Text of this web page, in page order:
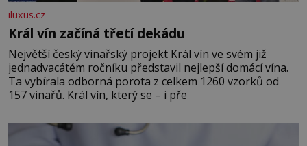
iluxus.cz
Král vín začíná třetí dekádu
Největší český vinařský projekt Král vín ve svém již
jednadvacátém ročníku představil nejlepší domácí vína.
Ta vybírala odborná porota z celkem 1260 vzorků od
157 vinařů. Král vín, který se – i pře